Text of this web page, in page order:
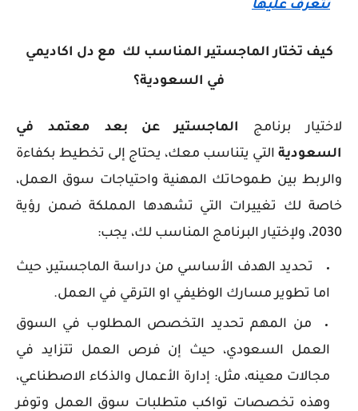
تتعرف عليها
كيف تختار الماجستير المناسب لك مع دل اكاديمي
في السعودية؟
لاختيار برنامج
الماجستير عن بعد معتمد في
السعودية التي يتناسب معك، يحتاج إلى تخطيط بكفاءة
والربط بين طموحاتك المهنية واحتياجات سوق العمل،
خاصة لك تغييرات التي تشهدها المملكة ضمن رؤية
2030، ولإختيار البرنامج المناسب لك، يجب:
تحديد الهدف الأساسي من دراسة الماجستير، حيث
اما تطوير مسارك الوظيفي او الترقي في العمل.
من المهم تحديد التخصص المطلوب في السوق
العمل السعودي، حيث إن فرص العمل تتزايد في
مجالات معينه، مثل: إدارة الأعمال والذكاء الاصطناعي،
وهذه تخصصات تواكب متطلبات سوق العمل وتوفر